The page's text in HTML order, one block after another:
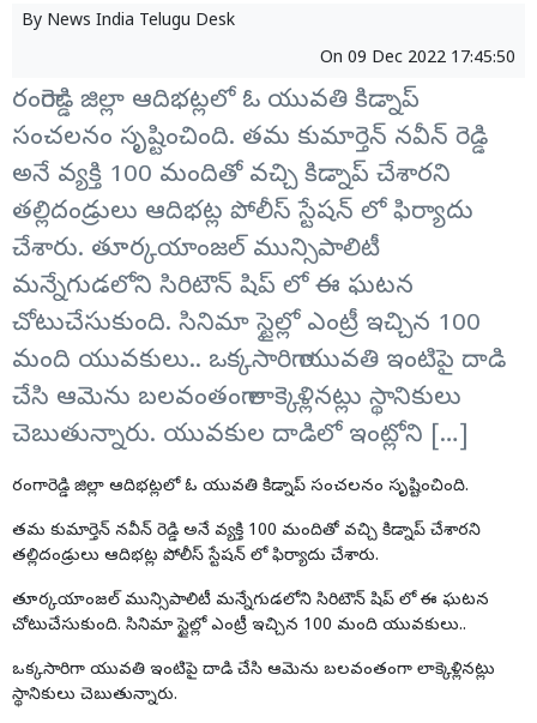
By News India Telugu Desk
On 09 Dec 2022 17:45:50
రంగారెడ్డి జిల్లా ఆదిభట్లలో ఓ యువతి కిడ్నాప్
సంచలనం సృష్టించింది. తమ కుమార్తెన్ నవీన్ రెడ్డి
అనే వ్యక్తి 100 మందితో వచ్చి కిడ్నాప్ చేశారని
తల్లిదండ్రులు ఆదిభట్ల పోలీస్ స్టేషన్ లో ఫిర్యాదు
చేశారు. తూర్కయాంజల్ మున్సిపాలిటీ
మన్నేగుడలోని సిరిటౌన్ షిప్ లో ఈ ఘటన
చోటుచేసుకుంది. సినిమా స్టైల్లో ఎంట్రీ ఇచ్చిన 100
మంది యువకులు.. ఒక్కసారిగా యువతి ఇంటిపై దాడి
చేసి ఆమెను బలవంతంగా లాక్కెళ్లినట్లు స్థానికులు
చెబుతున్నారు. యువకుల దాడిలో ఇంట్లోని […]
రంగారెడ్డి జిల్లా ఆదిభట్లలో ఓ యువతి కిడ్నాప్ సంచలనం సృష్టించింది.
తమ కుమార్తెన్ నవీన్ రెడ్డి అనే వ్యక్తి 100 మందితో వచ్చి కిడ్నాప్ చేశారని
తల్లిదండ్రులు ఆదిభట్ల పోలీస్ స్టేషన్ లో ఫిర్యాదు చేశారు.
తూర్కయాంజల్ మున్సిపాలిటీ మన్నేగుడలోని సిరిటౌన్ షిప్ లో ఈ ఘటన
చోటుచేసుకుంది. సినిమా స్టైల్లో ఎంట్రీ ఇచ్చిన 100 మంది యువకులు..
ఒక్కసారిగా యువతి ఇంటిపై దాడి చేసి ఆమెను బలవంతంగా లాక్కెళ్లినట్లు
స్థానికులు చెబుతున్నారు.